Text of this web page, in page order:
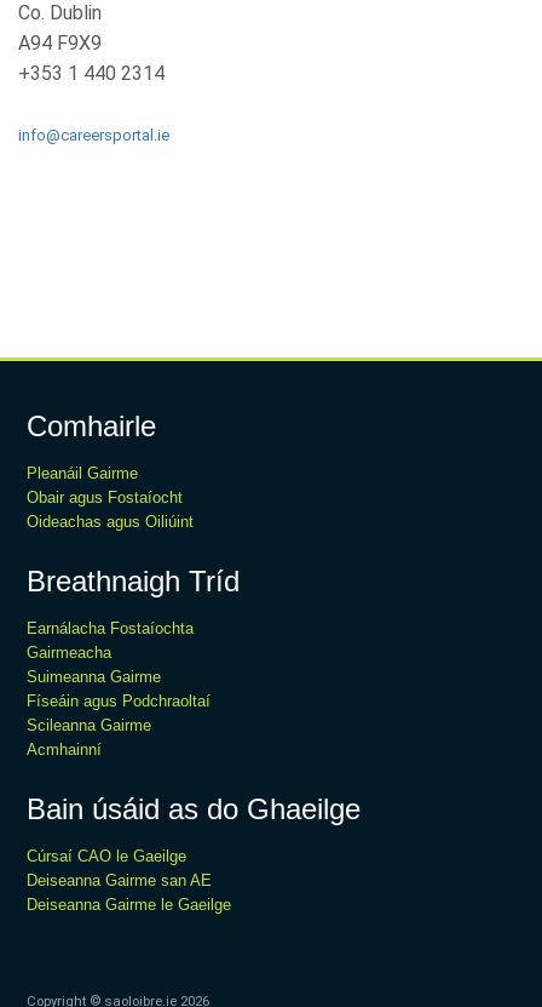
Co. Dublin
A94 F9X9
+353 1 440 2314
info@careersportal.ie
Comhairle
Pleanáil Gairme
Obair agus Fostaíocht
Oideachas agus Oiliúint
Breathnaigh Tríd
Earnálacha Fostaíochta
Gairmeacha
Suimeanna Gairme
Físeáin agus Podchraoltaí
Scileanna Gairme
Acmhainní
Bain úsáid as do Ghaeilge
Cúrsaí CAO le Gaeilge
Deiseanna Gairme san AE
Deiseanna Gairme le Gaeilge
Copyright © saoloibre.ie 2026